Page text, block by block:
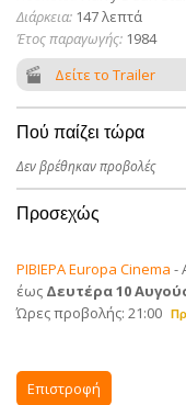
Διάρκεια: 147 λεπτά
Έτος παραγωγής: 1984
Δείτε το Trailer
Πού παίζει τώρα
Δεν βρέθηκαν προβολές
Προσεχώς
ΡΙΒΙΕΡΑ Europa Cinema -
έως Δευτέρα 10
Ώρες προβολής: 21:00
Επιστροφή